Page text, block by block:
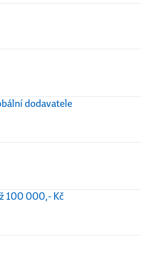
dodavatele
100 000,- Kč